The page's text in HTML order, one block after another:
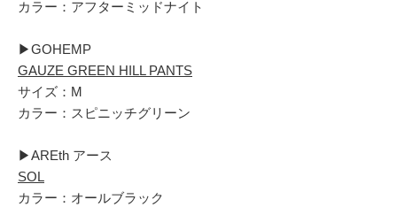
カラー：アフターミッドナイト
▶︎GOHEMP
GAUZE GREEN HILL PANTS
サイズ：M
カラー：スピニッチグリーン
▶︎AREth アース
SOL
カラー：オールブラック